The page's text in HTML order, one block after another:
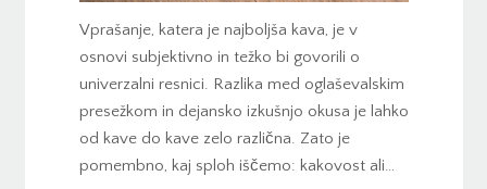
Vprašanje, katera je najboljša kava, je v
osnovi subjektivno in težko bi govorili o
univerzalni resnici. Razlika med oglaševalskim
presežkom in dejansko izkušnjo okusa je lahko
od kave do kave zelo različna. Zato je
pomembno, kaj sploh iščemo: kakovost ali…